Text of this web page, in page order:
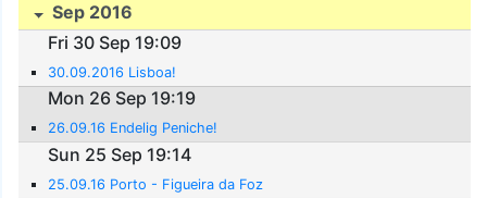
Sep 2016
Fri 30 Sep 19:09
30.09.2016 Lisboa!
Mon 26 Sep 19:19
26.09.16 Endelig Peniche!
Sun 25 Sep 19:14
25.09.16 Porto - Figueira da Foz